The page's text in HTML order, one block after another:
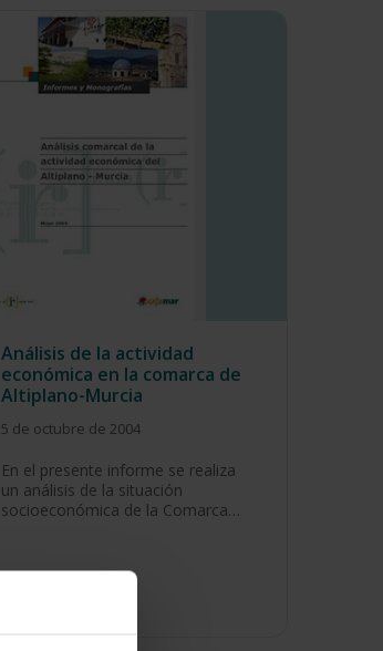
Análisis de la actividad
económica en la comarca de
Altiplano-Murcia
5 de octubre de 2004
En el presente informe se realiza
un análisis de la situación
socioeconómica de la Comarca…